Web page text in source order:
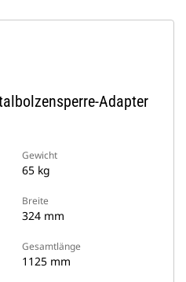
Adapter
Gewicht
65 kg
Breite
324 mm
Gesamtlänge
1125 mm